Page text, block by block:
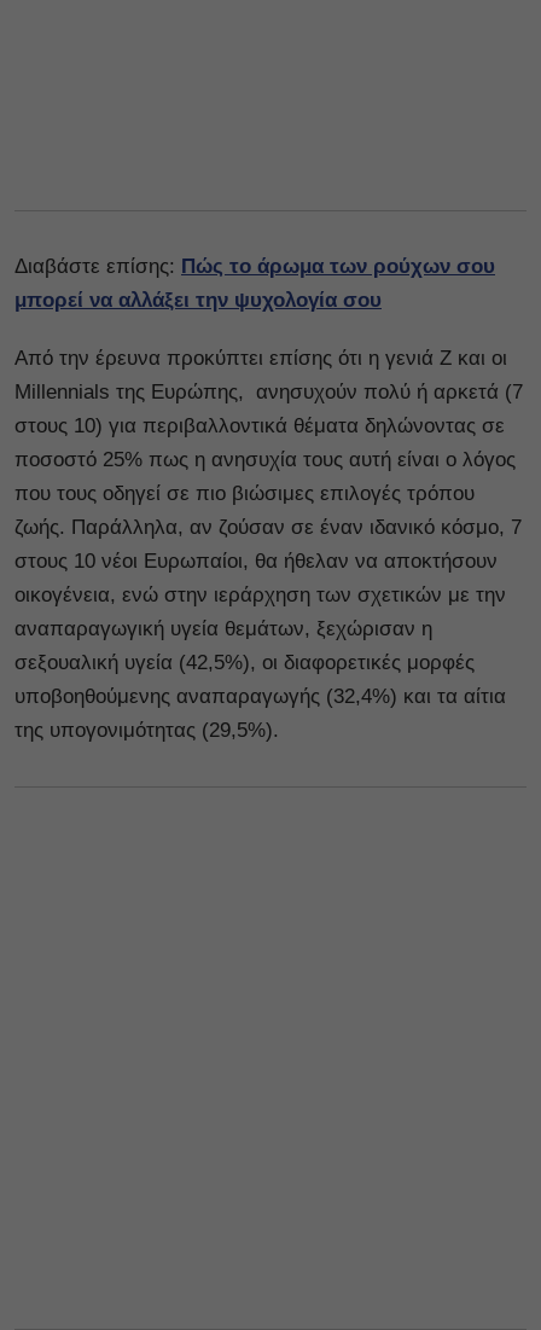
Διαβάστε επίσης: Πώς το άρωμα των ρούχων σου
μπορεί να αλλάξει την ψυχολογία σου
Από την έρευνα προκύπτει επίσης ότι η γενιά Z και οι
Millennials της Ευρώπης, ανησυχούν πολύ ή αρκετά (7
στους 10) για περιβαλλοντικά θέματα δηλώνοντας σε
ποσοστό 25% πως η ανησυχία τους αυτή είναι ο λόγος
που τους οδηγεί σε πιο βιώσιμες επιλογές τρόπου
ζωής. Παράλληλα, αν ζούσαν σε έναν ιδανικό κόσμο, 7
στους 10 νέοι Ευρωπαίοι, θα ήθελαν να αποκτήσουν
οικογένεια, ενώ στην ιεράρχηση των σχετικών με την
αναπαραγωγική υγεία θεμάτων, ξεχώρισαν η
σεξουαλική υγεία (42,5%), οι διαφορετικές μορφές
υποβοηθούμενης αναπαραγωγής (32,4%) και τα αίτια
της υπογονιμότητας (29,5%).